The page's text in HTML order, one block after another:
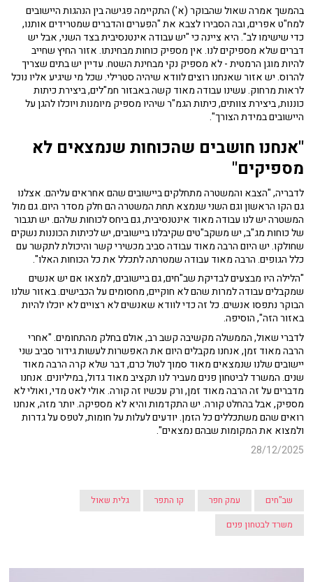
בהמשך אמרה שאול שהבוקר (א') התקיימה פגישה בין הנהגות היישובים
למח"ט אפרים, ובה הסבירו לצבא את "הפערים והדברים שמטרידים אותנו,
כדי שישימו לב". היא ציינה כי "יש עבודה אינטנסיבית בצד השני, אבל יש
דברים שלא מספיקים לנו. אין מספיק כוחות מבחינתו. אזור החיץ שחייב
להיות מוגן הרמטית - לא מספיק נקי מבחינת השטח. עדיין יש בתים שצריך
להרוס. יש אזור שאנחנו רוצים לוודא שיהיה סטרילי. שכל מי שיגיע אליו נוכל
לראות מרחוק. עשינו עבודה מאוד קשה באבזור חמ"לים, ביצירת כיתות
כוננות, ביצירת צוותים, כיתות הגמ"ר שיהיו מספיק מיומנות ויוכלו להגן על
היישובים במידת הצורך".
"אנחנו חושבים שהכוחות שנמצאים לא
מספיקים"
לדבריה, "הצבא והמשטרה מתחלקים ביישובים שהם אחראים עליהם. אצלנו
גם הקו הראשון וגם השני שנמצא תחת המשטרה הם חלק מסדר היום. גם מול
המשטרה יש לנו עבודה מאוד אינטנסיבית, גם ביחס לכוחות שלהם. יש תגבור
של כוחות מג"ב, יש משקב"טים שקיבלנו ביישובים, יש לכיתות הכוננות נשקים
שחולקו. יש היום הרבה מאוד עבודה סביב מכשירי קשר והיכולת לתקשר עם
כלל הגופים. הרבה מאוד עבודה שמטרתה לתכלל את כל הכוחות האלו".
"הלילה היו מבצעים לבדיקת שב"חים, גם ביישובים, למצאו אם יש אנשים
שמקבלים עבודה למרות שהם לא חוקיים, מחסומים על הכבישים. באזור שלנו
הבוקר נתפסו אנשים. כל זה כדי לוודא שאנשים לא רצויים לא יוכלו להיות
באזור הזה", הוסיפה.
לדברי שאול, הממשלה מקשיבה קשב רב, אולם בחלק מהתחומים. "אחרי
הרבה מאוד זמן, אנחנו מקבלים היום את האפשרות לעשות גידור סביב שני
יישובים שלנו שנמצאים מאוד סמוך לטול כרם, דבר שלא קרה הרבה מאוד
שנים. המשרד לביטחון פנים מעביר לנו תקציב מאוד גדול, במיליונים. אנחנו
מדברים על זה הרבה מאוד זמן, ורק עכשיו זה קורה. אולי לאט מדי, ואולי לא
מספיק, אבל בהחלט קורה. יש התקדמות והיא לא מספיקה. יותר מזה, אנחנו
רואים שהם משתכללים כל הזמן. יודעים לעלות על חומות, לטפס על גדרות
ולמצוא את המקומות שבהם נמצאים".
28/12/2025
שב"חים עמק חפר קו התפר
גלית שאול
משרד לבטחון פנים